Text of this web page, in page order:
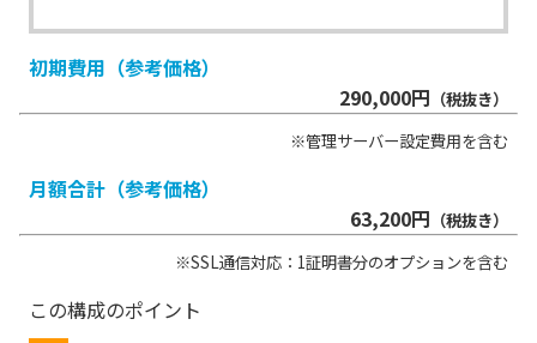
初期費用（参考価格）
290,000円 （税抜き）
※管理サーバー設定費用を含む
月額合計（参考価格）
63,200円 （税抜き）
※SSL通信対応：1証明書分のオプションを含む
この構成のポイント